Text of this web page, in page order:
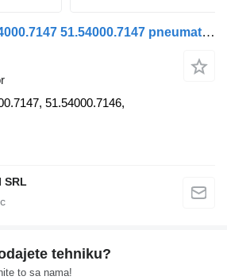
Knorr-Bremse 51.54000.7147 51.54000.7147 pneumatski kompresor za MAN TGS kamiona
51.54000.7146,
SRL
tehniku?
to sa nama!